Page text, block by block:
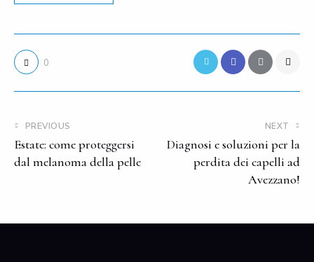
0
PREVIOUS
Estate: come proteggersi
dal melanoma della pelle
NEXT
Diagnosi e soluzioni per la
perdita dei capelli ad
Avezzano!